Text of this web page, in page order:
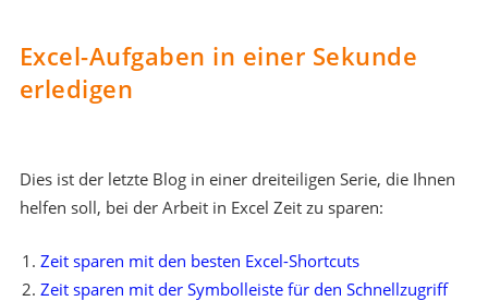
Excel-Aufgaben in einer Sekunde
erledigen
Dies ist der letzte Blog in einer dreiteiligen Serie, die Ihnen
helfen soll, bei der Arbeit in Excel Zeit zu sparen:
Zeit sparen mit den besten Excel-Shortcuts
Zeit sparen mit der Symbolleiste für den Schnellzugriff